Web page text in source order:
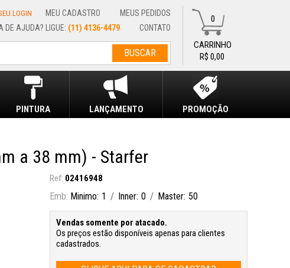
LOGIN
(11) 4136-4479 CONTATO
MEU CADASTRO MEUS PEDIDOS
PINTURA LANÇAMENTO PROMOÇÃO
R$ 0,00
0
a 38 mm) - Starfer
Minimo 1 Inner 0 Master 50
Vendas somente por atacado.
Os preços estão disponíveis apenas para clientes
cadastrados.
02416948